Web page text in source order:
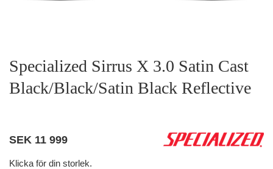
Specialized Sirrus X 3.0 Satin Cast
Black/Black/Satin Black Reflective
SEK 11 999
Klicka för din storlek.